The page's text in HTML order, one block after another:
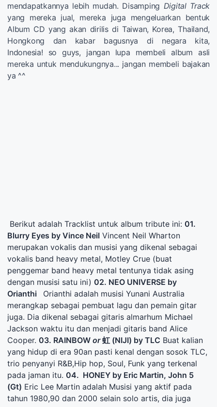
mendapatkannya lebih mudah. Disamping Digital Track
yang mereka jual, mereka juga mengeluarkan bentuk
Album CD yang akan dirilis di Taiwan, Korea, Thailand,
Hongkong dan kabar bagusnya di negara kita,
Indonesia! so guys, jangan lupa membeli album asli
mereka untuk mendukungnya... jangan membeli bajakan
ya ^^
Berikut adalah Tracklist untuk album tribute ini: 01.
Blurry Eyes by Vince Neil Vincent Neil Wharton
merupakan vokalis dan musisi yang dikenal sebagai
vokalis band heavy metal, Motley Crue (buat
penggemar band heavy metal tentunya tidak asing
dengan musisi satu ini) 02. NEO UNIVERSE by
Orianthi
Orianthi adalah musisi Yunani Australia
merangkap sebagai pembuat lagu dan pemain gitar
juga. Dia dikenal sebagai gitaris almarhum Michael
Jackson waktu itu dan menjadi gitaris band Alice
Cooper. 03. RAINBOW or虹 (NIJI) by TLC Buat kalian
yang hidup di era 90an pasti kenal dengan sosok TLC,
trio penyanyi R&B,Hip hop, Soul, Funk yang terkenal
pada jaman itu. 04. HONEY by Eric Martin, John 5
(Gt) Eric Lee Martin adalah Musisi yang aktif pada
tahun 1980,90 dan 2000 selain solo artis, dia juga